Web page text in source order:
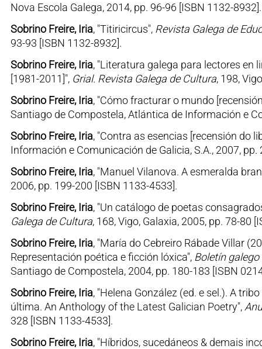
Nova Escola Galega, 2014, pp. 96-96 [ISBN 1132-8932].
Sobrino Freire, Iria, "Titiricircus", Revista Galega de
93-93 [ISBN 1132-8932].
Sobrino Freire, Iria, "Literatura galega para lectores en
[1981-2011]", Grial. Revista Galega de Cultura, 198,
Sobrino Freire, Iria, "Cómo fracturar o mundo
Santiago de Compostela, Atlántica de Información e
Sobrino Freire, Iria, "Contra as esencias [recensión do
Información e Comunicación de Galicia, S.A., 2007, pp.
Sobrino Freire, Iria, "Manuel Vilanova. A esmeralda
2006, pp. 199-200 [ISBN 1133-4533].
Sobrino Freire, Iria, "Un catálogo de poetas
Galega de Cultura, 168, Vigo, Galaxia, 2005, pp. 78-80
Sobrino Freire, Iria, "María do Cebreiro Rábade Villar
Representación poética e ficción lóxica", Boletín
Santiago de Compostela, 2004, pp. 180-183 [ISBN
Sobrino Freire, Iria, "Helena González (ed. e sel.). A
última. An Anthology of the Latest Galician Poetry",
328 [ISBN 1133-4533].
Sobrino Freire, Iria, "Híbridos, sucedáneos & demais